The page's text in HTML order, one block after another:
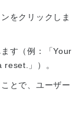
をクリックしま
す（例：「Your
」）。
とで、ユーザー